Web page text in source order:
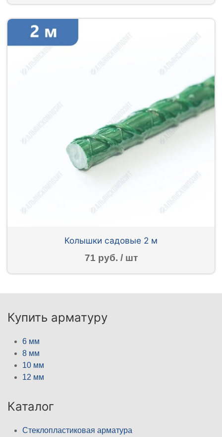
Колышки садовые 2 м
71 руб. / шт
Купить арматуру
6 мм
8 мм
10 мм
12 мм
Каталог
Стеклопластиковая арматура